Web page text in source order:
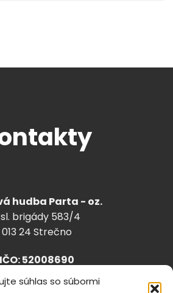
súhlas so súbormi
hudba Parta - oz.
brigády 583/4
013 24 Strečno
IČO: 52008690